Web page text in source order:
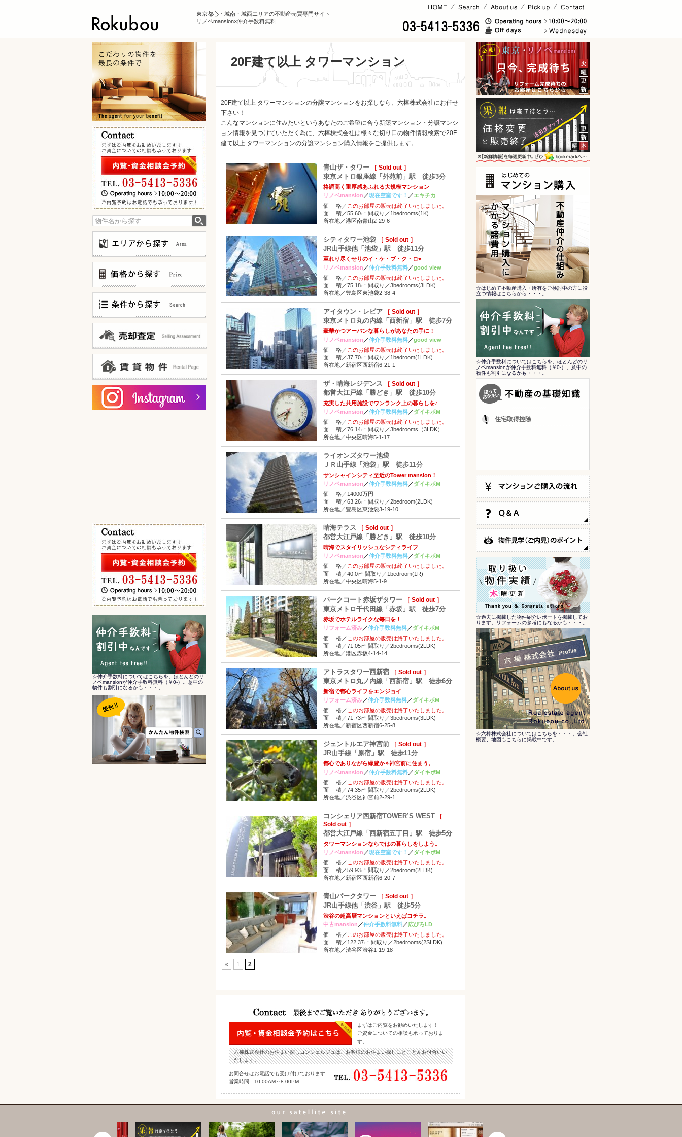
東京都心・城南・城西エリアの不動産売買専門サイト｜
リノベmansion×仲介手数料無料
コンテンツへ移動
20F建て以上 タワーマンション
20F建て以上 タワーマンションの分譲マンションをお探しなら、六棒株式会社にお任せ
下さい！
こんなマンションに住みたいというあなたのご希望に合う新築マンション・分譲マンシ
ョン情報を見つけていただく為に、六棒株式会社は様々な切り口の物件情報検索で20F
建て以上 タワーマンションの分譲マンション購入情報をご提供します。
青山ザ・タワー ［ Sold out ］
東京メトロ銀座線「外苑前」駅 徒歩3分
格調高く重厚感あふれる大規模マンション
リノベmansion ／現在空室です！ ／エキチカ
価 格／ このお部屋の販売は終了いたしました。
面 積／55.60㎡ 間取り／1bedrooms(1K)
所在地／港区南青山2-29-6
シティタワー池袋 ［ Sold out ］
JR山手線他「池袋」駅 徒歩11分
至れり尽くせりのイ・ケ・ブ・ク・ロ♥
リノベmansion ／仲介手数料無料／good view
価 格／ このお部屋の販売は終了いたしました。
面 積／75.18㎡ 間取り／3bedrooms(3LDK)
所在地／豊島区東池袋2-38-4
アイタウン・レピア ［ Sold out ］
東京メトロ丸の内線「西新宿」駅 徒歩7分
豪華かつアーバンな暮らしがあなたの手に！
リノベmansion ／仲介手数料無料／good view
価 格／ このお部屋の販売は終了いたしました。
面 積／37.70㎡ 間取り／1bedroom(1LDK)
所在地／新宿区西新宿6-21-1
ザ・晴海レジデンス ［ Sold out ］
都営大江戸線「勝どき」駅 徒歩10分
充実した共用施設でワンランク上の暮らしを♪
リノベmansion ／仲介手数料無料／ダイキボM
価 格／ このお部屋の販売は終了いたしました。
面 積／76.14㎡ 間取り／3bedrooms（3LDK）
所在地／中央区晴海5-1-17
ライオンズタワー池袋
ＪＲ山手線「池袋」駅 徒歩11分
サンシャインシティ至近のTower mansion！
リノベmansion ／仲介手数料無料／ダイキボM
価 格／14000万円
面 積／63.26㎡ 間取り／2bedroom(2LDK)
所在地／豊島区東池袋3-19-10
晴海テラス ［ Sold out ］
都営大江戸線「勝どき」駅 徒歩10分
晴海でスタイリッシュなシティライフ
リノベmansion ／仲介手数料無料／ダイキボM
価 格／ このお部屋の販売は終了いたしました。
面 積／40.0㎡ 間取り／1bedroom(1R)
所在地／中央区晴海5-1-9
パークコート赤坂ザタワー ［ Sold out ］
東京メトロ千代田線「赤坂」駅 徒歩7分
赤坂でホテルライクな毎日を！
リフォーム済み／仲介手数料無料／ダイキボM
価 格／ このお部屋の販売は終了いたしました。
面 積／71.05㎡ 間取り／2bedrooms(2LDK)
所在地／港区赤坂4-14-14
アトラスタワー西新宿 ［ Sold out ］
東京メトロ丸ノ内線「西新宿」駅 徒歩6分
新宿で都心ライフをエンジョイ
リフォーム済み／仲介手数料無料／ダイキボM
価 格／ このお部屋の販売は終了いたしました。
面 積／71.73㎡ 間取り／3bedrooms(3LDK)
所在地／新宿区西新宿6-25-8
ジェントルエア神宮前 ［ Sold out ］
JR山手線「原宿」駅 徒歩11分
都心でありながら緑豊か✧神宮前に住まう。
リノベmansion ／仲介手数料無料／ダイキボM
価 格／ このお部屋の販売は終了いたしました。
面 積／74.35㎡ 間取り／2bedrooms(2LDK)
所在地／渋谷区神宮前2-29-1
コンシェリア西新宿TOWER’S WEST ［
Sold out ］
都営大江戸線「西新宿五丁目」駅 徒歩5分
タワーマンションならではの暮らしをしよう。
リノベmansion ／現在空室です！ ／ダイキボM
価 格／ このお部屋の販売は終了いたしました。
面 積／59.93㎡ 間取り／2bedroom(2LDK)
所在地／新宿区西新宿6-20-7
青山パークタワー ［ Sold out ］
JR山手線他「渋谷」駅 徒歩5分
渋谷の超高層マンションといえばコチラ。
中古mansion ／仲介手数料無料／広びろLD
価 格／ このお部屋の販売は終了いたしました。
面 積／122.37㎡ 間取り／2bedrooms(2SLDK)
所在地／渋谷区渋谷1-19-18
« 1 2
まずはご内覧をお勧めいたします！
ご資金についての相談も承っておりま
す。
六棒株式会社のお住まい探しコンシェルジュは、お客様のお住まい探しにとことんお付合いい
たします。
お問合せはお電話でも受け付けております
営業時間 10:00AM～8:00PM
検索:
〜3,000万
3,000万〜5,000万
8,000万〜12,000万
12,000万〜
仲介手数料無料
仲介手数料お値引中
20F建て以上 タワーマンション
新築マンション
邸宅風?低層マンション
100世帯以上 大規模マンション
ゲストルームあります!
宅配ボックスあります!
共用部分ミドリ充実!
オーナー様ログイン
賃貸物件一覧
☆仲介手数料についてはこちらを。ほとんどのリ
ノベmansionが仲介手数料無料（￥0-）。意中の
物件も割引になるかも・・・。
☆はじめて不動産購入・所有をご検討中の方に役
立つ情報はこちらから・・・。
☆仲介手数料についてはこちらを。ほとんどのリ
ノベmansionが仲介手数料無料（￥0-）。意中の
物件も割引になるかも・・・。
住宅取得控除
☆過去に掲載した物件紹介レポートを掲載してお
ります。リフォームの参考にもなるかも・・・。
☆六棒株式会社についてはこちらを・・・。会社
概要、地図もこちらに掲載中です。